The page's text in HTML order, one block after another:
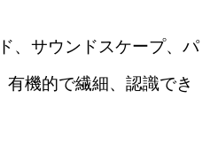
、サウンドスケープ、パ
機的で繊細、認識でき